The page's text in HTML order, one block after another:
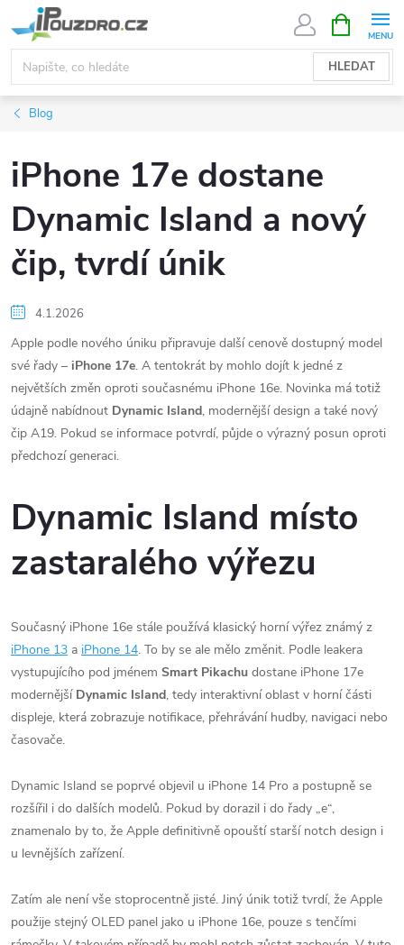
na
obsah
HLEDAT
NÁKUPNÍ
KOŠÍK
Blog
iPhone 17e dostane
Dynamic Island a nový
čip, tvrdí únik
4.1.2026
Apple podle nového úniku připravuje další cenově dostupný model
své řady – iPhone 17e. A tentokrát by mohlo dojít k jedné z
největších změn oproti současnému iPhone 16e. Novinka má totiž
údajně nabídnout Dynamic Island, modernější design a také nový
čip A19. Pokud se informace potvrdí, půjde o výrazný posun oproti
předchozí generaci.
Dynamic Island místo
zastaralého výřezu
Současný iPhone 16e stále používá klasický horní výřez známý z
iPhone 13 a iPhone 14. To by se ale mělo změnit. Podle leakera
vystupujícího pod jménem Smart Pikachu dostane iPhone 17e
modernější Dynamic Island, tedy interaktivní oblast v horní části
displeje, která zobrazuje notifikace, přehrávání hudby, navigaci nebo
časovače.
Dynamic Island se poprvé objevil u iPhone 14 Pro a postupně se
rozšířil i do dalších modelů. Pokud by dorazil i do řady „e“,
znamenalo by to, že Apple definitivně opouští starší notch design i
u levnějších zařízení.
Zatím ale není vše stoprocentně jisté. Jiný únik totiž tvrdí, že Apple
použije stejný OLED panel jako u iPhone 16e, pouze s tenčími